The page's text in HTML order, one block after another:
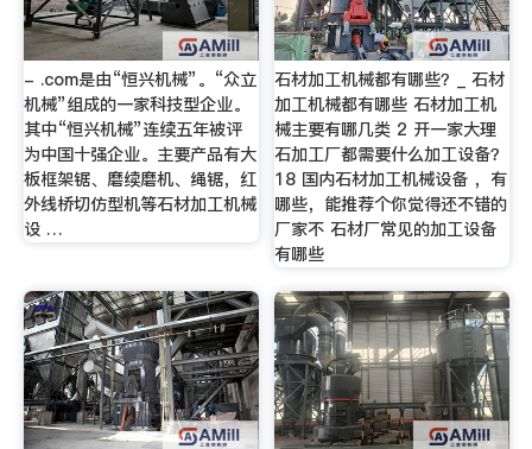
- .com是由“恒兴机械”。“众立
机械”组成的一家科技型企业。
其中“恒兴机械”连续五年被评
为中国十强企业。主要产品有大
板框架锯、磨续磨机、绳锯，红
外线桥切仿型机等石材加工机械
设 …
石材加工机械都有哪些？_ 石材
加工机械都有哪些 石材加工机
械主要有哪几类 2 开一家大理
石加工厂都需要什么加工设备？
18 国内石材加工机械设备 ，有
哪些，能推荐个你觉得还不错的
厂家不 石材厂常见的加工设备
有哪些